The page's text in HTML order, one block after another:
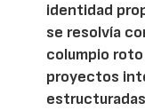
identidad
se resolvía
columpio
proyectos